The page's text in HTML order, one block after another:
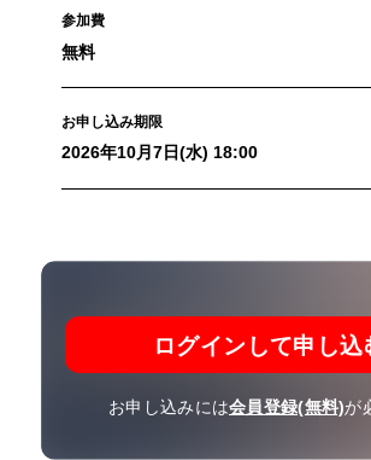
参加費
無料
お申し込み期限
2026年10月7日(水) 18:00
ログインして申し込
お申し込みには会員登録(無料)が